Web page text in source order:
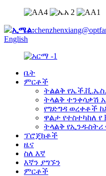
ኢሜል:
English
ቤት
ምርቶች
ትልልቅ
ትላልቅ ተንቀሳቃሽ
የግድግዳ ወረቀቶች
ዋልታ የተስተካከለ የ
ትላልቅ
ፕሮጄክቶች
ዜና
ስለ እኛ
እኛን ያግኙን
ምርቶች